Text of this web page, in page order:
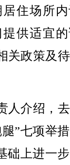
住场所
供适宜
关政策及
介绍，
”七项举
础上进一